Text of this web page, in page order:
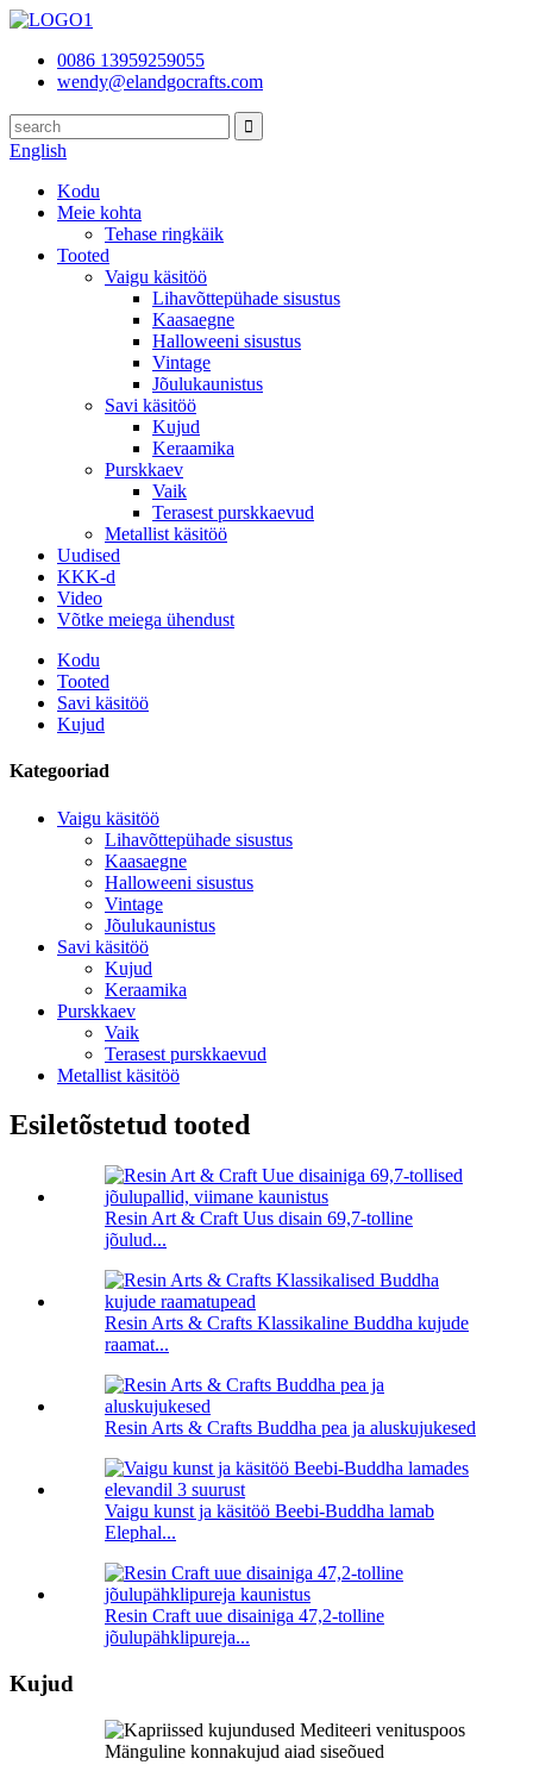
0086 13959259055
wendy@elandgocrafts.com
English
Kodu
Meie kohta
Tehase ringkäik
Tooted
Vaigu käsitöö
Lihavõttepühade sisustus
Kaasaegne
Halloweeni sisustus
Vintage
Jõulukaunistus
Savi käsitöö
Kujud
Keraamika
Purskkaev
Vaik
Terasest purskkaevud
Metallist käsitöö
Uudised
KKK-d
Video
Võtke meiega ühendust
Kodu
Tooted
Savi käsitöö
Kujud
Kategooriad
Vaigu käsitöö
Lihavõttepühade sisustus
Kaasaegne
Halloweeni sisustus
Vintage
Jõulukaunistus
Savi käsitöö
Kujud
Keraamika
Purskkaev
Vaik
Terasest purskkaevud
Metallist käsitöö
Esiletõstetud tooted
Resin Art & Craft Uus disain 69,7-tolline
jõulud...
Resin Arts & Crafts Klassikaline Buddha kujude
raamat...
Resin Arts & Crafts Buddha pea ja aluskujukesed
Vaigu kunst ja käsitöö Beebi-Buddha lamab
Elephal...
Resin Craft uue disainiga 47,2-tolline
jõulupähklipureja...
Kujud